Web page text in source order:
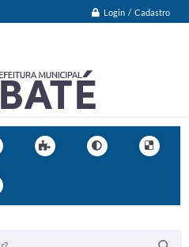
Login / Cadastro